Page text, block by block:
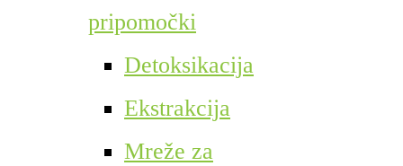
pripomočki
Detoksikacija
Ekstrakcija
Mreže za